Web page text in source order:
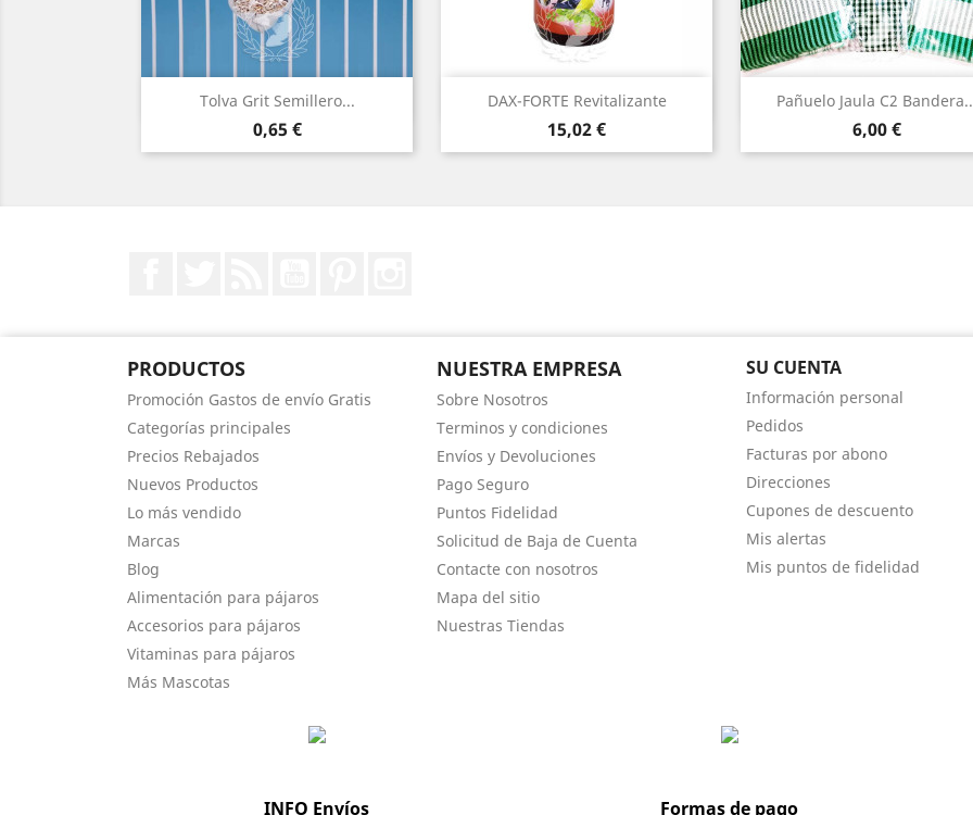
Tolva Grit Semillero...
Precio
0,65 €
 Vista rápida DAX-FORTE Revitalizante
Precio
15,02 €
Vista rápida Pañuelo Jaula C2
Precio
6,00 €
 Vista rápida
PRODUCTOS
Promoción Gastos de envío Gratis
Categorías principales
Precios Rebajados
Nuevos Productos
Lo más vendido
Marcas
Blog
Alimentación para pájaros
Accesorios para pájaros
Vitaminas para pájaros
Más Mascotas
NUESTRA EMPRESA
Sobre Nosotros
Terminos y condiciones
Envíos y Devoluciones
Pago Seguro
Puntos Fidelidad
Solicitud de Baja de Cuenta
Contacte con nosotros
Mapa del sitio
Nuestras Tiendas
SU CUENTA
Información personal
Pedidos
Facturas por abono
Direcciones
Cupones de descuento
Mis alertas
Mis puntos de fidelidad
INFO Envíos Formas de pago